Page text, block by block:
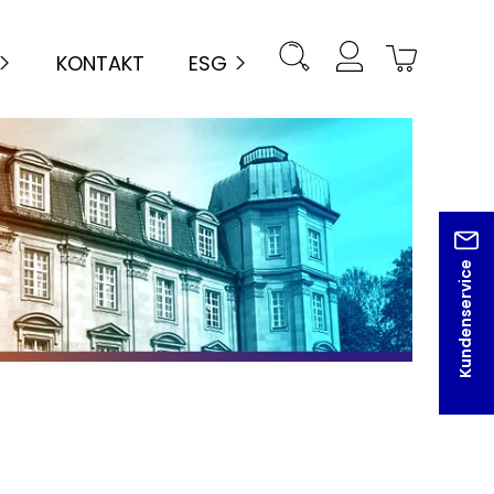
KONTAKT ESG
Kundenservice